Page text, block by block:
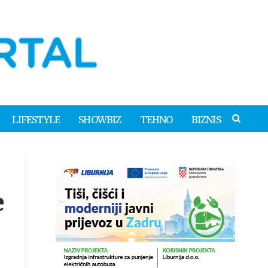
LIFESTYLE SHOWBIZ TEHNO BIZNIS